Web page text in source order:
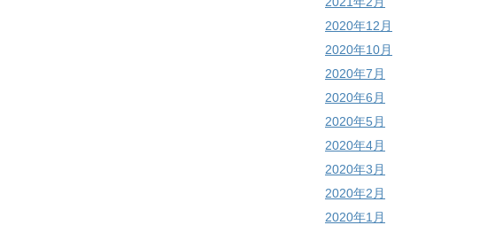
2020年12月
2020年10月
2020年7月
2020年6月
2020年5月
2020年4月
2020年3月
2020年2月
2020年1月